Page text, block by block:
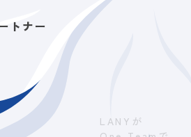
トナー
LANYが